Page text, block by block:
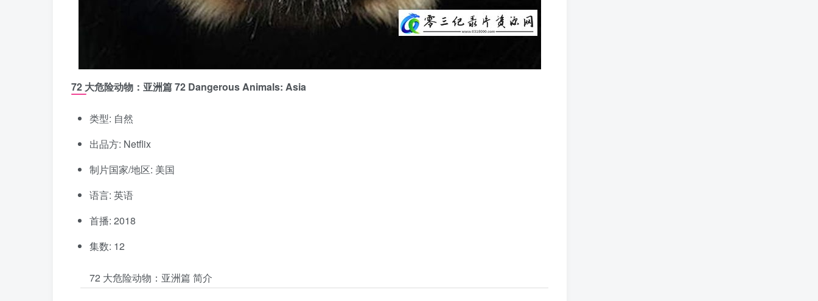
72 大危险动物：亚洲篇 72 Dangerous Animals: Asia
类型: 自然
出品方: Netflix
制片国家/地区: 美国
语言: 英语
首播: 2018
集数: 12
72 大危险动物：亚洲篇 简介